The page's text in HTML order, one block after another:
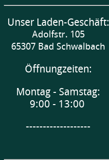
Unser Laden-Geschäft:
Adolfstr. 105
65307 Bad Schwalbach
Öffnungzeiten:
Montag - Samstag:
9:00 - 13:00
-------------------